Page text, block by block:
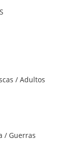
/ Adultos
/ Guerras